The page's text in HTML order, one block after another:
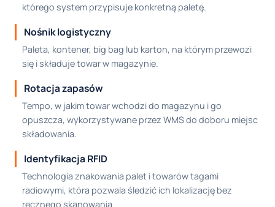
którego system przypisuje konkretną paletę.
Nośnik logistyczny
Paleta, kontener, big bag lub karton, na którym przewozi
się i składuje towar w magazynie.
Rotacja zapasów
Tempo, w jakim towar wchodzi do magazynu i go
opuszcza, wykorzystywane przez WMS do doboru miejsc
składowania.
Identyfikacja RFID
Technologia znakowania palet i towarów tagami
radiowymi, która pozwala śledzić ich lokalizację bez
ręcznego skanowania.